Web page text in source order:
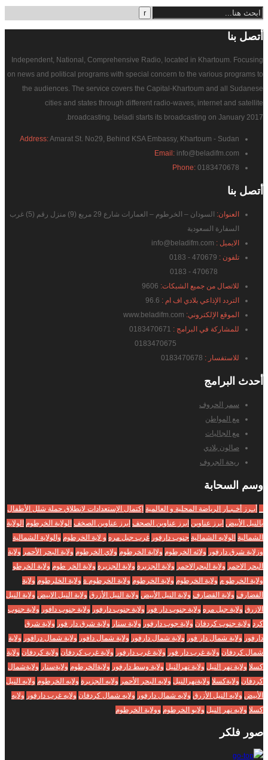
أتصل بنا
Independent, National, Comprehensive Radio, located in Khartoum. Focusing
on news and political programs with special concern to the various programs to
the audiences. The service covers the Capital-Khartoum and all Sudanese
cities and states through different radio-waves, internet and satellite
broadcasting. beladi starts its broadcasting on January 2017.
Address:Amarat St. No29, Behind KSA Embassy, Khartoum - Sudan
Email: info@beladifm.com
Phone: 0183470678
أتصل بنا
العنوان:
السودان – الخرطوم – العمارات شارع 29 مربع (9) منزل رقم (5) غرب
السفارة السعودية
الايميل :
تلفون :
للاتصال من جميع الشبكات:
التردد الإذاعي بلادي اف ام :
الموقع الإلكتروني:
للمشاركة في البرامج :
للاستفسار :
أحدث البرامج
سمر الحروف
مع المواطن
مع الجاليات
صالون بلادي
ريحة الجروف
وسم السحابة
أبـرز أخـبـار الرياضة المحلية و العالمية إكتمال الإستعدادات لإنطلاق حملة شلل الأطفال
بالنيل الأبيض ابرز عناوين ابرز عناوين الصحف ابرز عناوين الصخف الولاية الخرطوم الولاية
الشمالية الولايه الشمالية جنوب دارفور غرب جبل مره و لاية الخرطوم والولاية الشمالية
وزلاية شرق دارفور ولائه الخرطوم ولااية الخرطوم ولاي الخرطوم ولاية البحر الأحمر ولاية
البحر الاحمر ولاية البحرالاحمر ولاية الجزبرة ولاية الجزيرة ولاية الخر طوم ولاية الخرطو
ولاية الخرطو م ولاية الخرطوم ولاية الخرطوم ولاية الخرطوم ة ولاية الخلرطوم ولاية
الفضارف ولاية القضارف ولاية النيل الأبيض ولاية النيل الأزرق ولاية النيل الابيض ولاية النيل
الازرق ولاية جبل مره ولاية جنوب دار فور ولاية جنوب دارفور ولاية جنوب دافور ولاية جنوب
كرد ولاية جنوب كردفان ولاية جوب دارفور ولاية سنار ولاية شرق دار فور ولاية شرق
دارفور ولاية شمال دار فور ولاية شمال دارفور ولاية شمال دافور ولاية شمال درافور ولاية
شمال كردفان ولاية غرب دار فور ولاية غرب دارفور ولاية غرب كردفان ولاية كردفان ولاية
كسلا ولاية نهر النيل ولاية نهرالنيل ولاية وسط دارفور ولايةالخرطوم ولايةسنار ولايةشمال
كردفان ولايةكسلا ولايةنهرالنيل ولايه البحر الأحمر ولايه الجزيرة ولايه الخرطوم ولايه النيل
الأبيض ولايه النيل الأزرق ولايه شمال دارفور ولايه شمال كردفان ولايه غرب دارفور ولايه
كسلا ولايه نهر النيل ولايو الخرطوم وولاية الخرطوم
صور فلكر